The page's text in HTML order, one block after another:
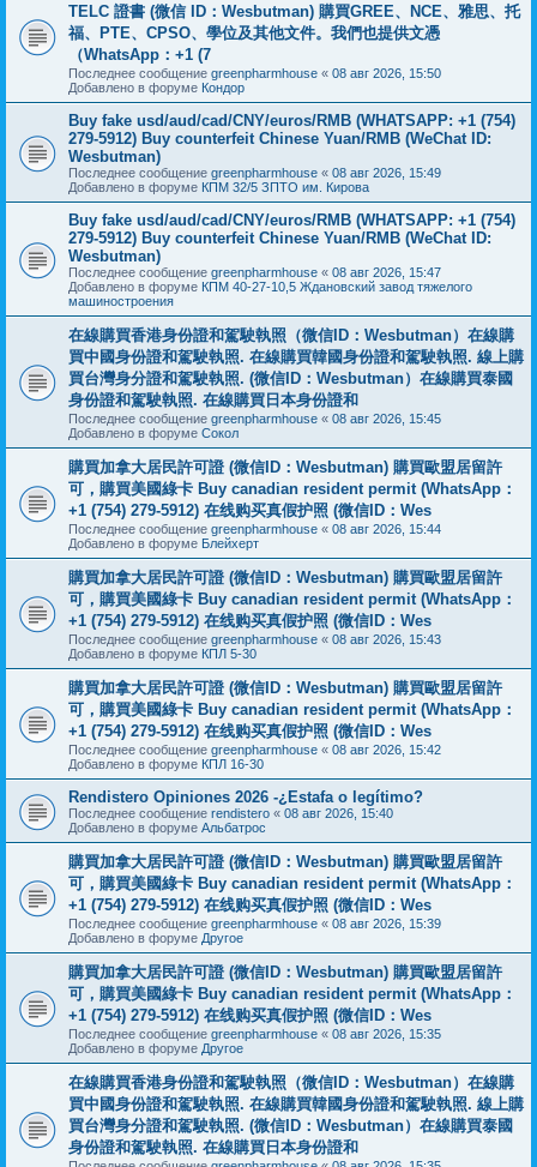
TELC 證書 (微信 ID：Wesbutman) 購買GREE、NCE、雅思、托
福、PTE、CPSO、學位及其他文件。我們也提供文憑
（WhatsApp：+1 (7
Последнее сообщение greenpharmhouse « 08 авг 2026, 15:50
Добавлено в форуме Кондор
Buy fake usd/aud/cad/CNY/euros/RMB (WHATSAPP: +1 (754)
279-5912) Buy counterfeit Chinese Yuan/RMB (WeChat ID:
Wesbutman)
Последнее сообщение greenpharmhouse « 08 авг 2026, 15:49
Добавлено в форуме КПМ 32/5 ЗПТО им. Кирова
Buy fake usd/aud/cad/CNY/euros/RMB (WHATSAPP: +1 (754)
279-5912) Buy counterfeit Chinese Yuan/RMB (WeChat ID:
Wesbutman)
Последнее сообщение greenpharmhouse « 08 авг 2026, 15:47
Добавлено в форуме КПМ 40-27-10,5 Ждановский завод тяжелого
машиностроения
在線購買香港身份證和駕駛執照（微信ID：Wesbutman）在線購
買中國身份證和駕駛執照. 在線購買韓國身份證和駕駛執照. 線上購
買台灣身分證和駕駛執照. (微信ID：Wesbutman）在線購買泰國
身份證和駕駛執照. 在線購買日本身份證和
Последнее сообщение greenpharmhouse « 08 авг 2026, 15:45
Добавлено в форуме Сокол
購買加拿大居民許可證 (微信ID：Wesbutman) 購買歐盟居留許
可，購買美國綠卡 Buy canadian resident permit (WhatsApp：
+1 (754) 279-5912) 在线购买真假护照 (微信ID：Wes
Последнее сообщение greenpharmhouse « 08 авг 2026, 15:44
Добавлено в форуме Блейхерт
購買加拿大居民許可證 (微信ID：Wesbutman) 購買歐盟居留許
可，購買美國綠卡 Buy canadian resident permit (WhatsApp：
+1 (754) 279-5912) 在线购买真假护照 (微信ID：Wes
Последнее сообщение greenpharmhouse « 08 авг 2026, 15:43
Добавлено в форуме КПЛ 5-30
購買加拿大居民許可證 (微信ID：Wesbutman) 購買歐盟居留許
可，購買美國綠卡 Buy canadian resident permit (WhatsApp：
+1 (754) 279-5912) 在线购买真假护照 (微信ID：Wes
Последнее сообщение greenpharmhouse « 08 авг 2026, 15:42
Добавлено в форуме КПЛ 16-30
Rendistero Opiniones 2026 -¿Estafa o legítimo?
Последнее сообщение rendistero « 08 авг 2026, 15:40
Добавлено в форуме Альбатрос
購買加拿大居民許可證 (微信ID：Wesbutman) 購買歐盟居留許
可，購買美國綠卡 Buy canadian resident permit (WhatsApp：
+1 (754) 279-5912) 在线购买真假护照 (微信ID：Wes
Последнее сообщение greenpharmhouse « 08 авг 2026, 15:39
Добавлено в форуме Другое
購買加拿大居民許可證 (微信ID：Wesbutman) 購買歐盟居留許
可，購買美國綠卡 Buy canadian resident permit (WhatsApp：
+1 (754) 279-5912) 在线购买真假护照 (微信ID：Wes
Последнее сообщение greenpharmhouse « 08 авг 2026, 15:35
Добавлено в форуме Другое
在線購買香港身份證和駕駛執照（微信ID：Wesbutman）在線購
買中國身份證和駕駛執照. 在線購買韓國身份證和駕駛執照. 線上購
買台灣身分證和駕駛執照. (微信ID：Wesbutman）在線購買泰國
身份證和駕駛執照. 在線購買日本身份證和